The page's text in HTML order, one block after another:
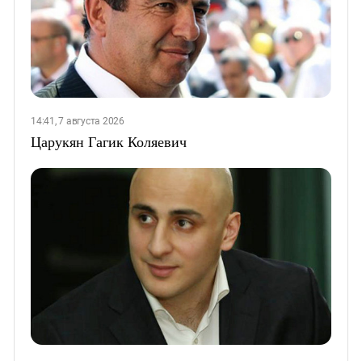
14:41, 7 августа 2026
Царукян Гагик Коляевич